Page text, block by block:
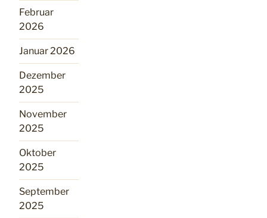
Februar
2026
Januar 2026
Dezember
2025
November
2025
Oktober
2025
September
2025